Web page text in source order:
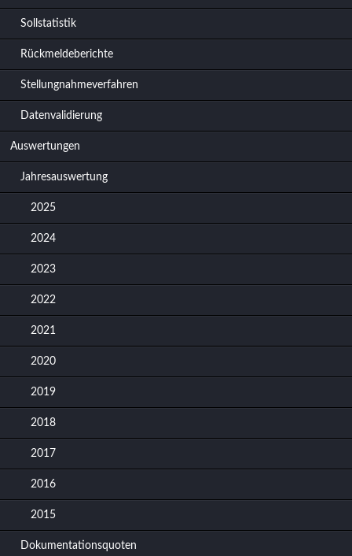
Sollstatistik
Rückmeldeberichte
Stellungnahmeverfahren
Datenvalidierung
Auswertungen
Jahresauswertung
2025
2024
2023
2022
2021
2020
2019
2018
2017
2016
2015
Dokumentationsquoten